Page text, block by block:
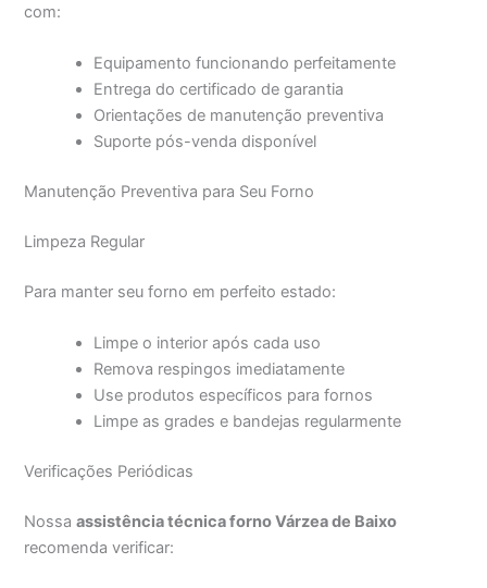
com:
Equipamento funcionando perfeitamente
Entrega do certificado de garantia
Orientações de manutenção preventiva
Suporte pós-venda disponível
Manutenção Preventiva para Seu Forno
Limpeza Regular
Para manter seu forno em perfeito estado:
Limpe o interior após cada uso
Remova respingos imediatamente
Use produtos específicos para fornos
Limpe as grades e bandejas regularmente
Verificações Periódicas
Nossaassistência técnica forno Várzea de Baixo
recomenda verificar: